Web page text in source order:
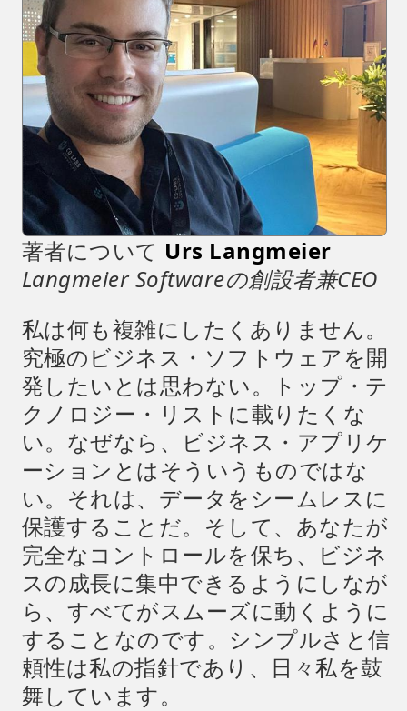
著者について Urs Langmeier
Langmeier Softwareの創設者兼CEO
私は何も複雑にしたくありません。
究極のビジネス・ソフトウェアを開
発したいとは思わない。トップ・テ
クノロジー・リストに載りたくな
い。なぜなら、ビジネス・アプリケ
ーションとはそういうものではな
い。それは、データをシームレスに
保護することだ。そして、あなたが
完全なコントロールを保ち、ビジネ
スの成長に集中できるようにしなが
ら、すべてがスムーズに動くように
することなのです。シンプルさと信
頼性は私の指針であり、日々私を鼓
舞しています。